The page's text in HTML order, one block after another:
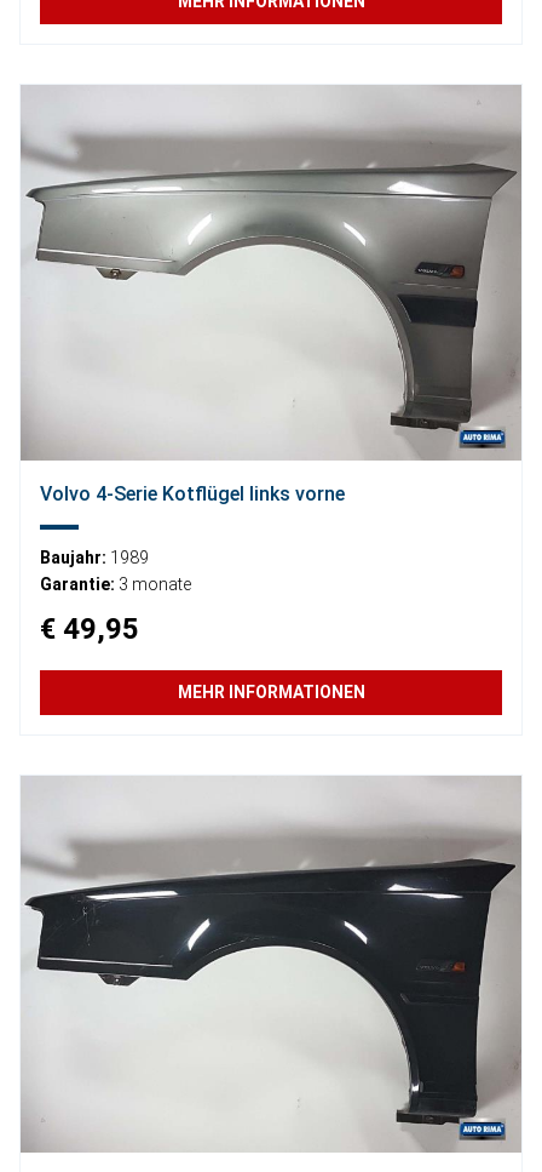
Volvo 4-Serie Kotflügel links vorne
Baujahr: 1989
Garantie: 3 monate
€ 49,95
MEHR INFORMATIONEN